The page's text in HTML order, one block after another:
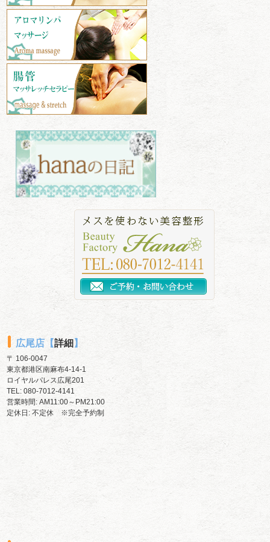
広尾店【詳細 】
〒 106-0047
東京都港区南麻布4-14-1
ロイヤルパレス広尾201
TEL:080-7012-4141
営業時間: AM11:00～PM21:00
定休日: 不定休 ※完全予約制